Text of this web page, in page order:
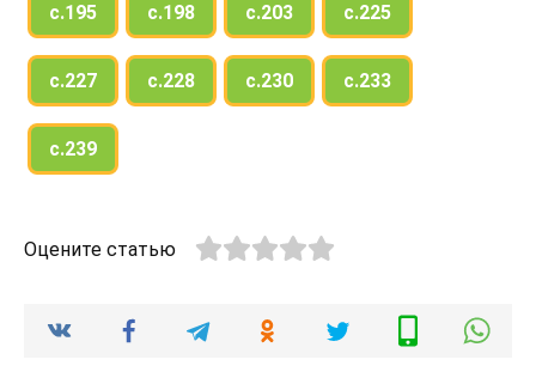
с.195 с.198 с.203 с.225
с.227 с.228 с.230 с.233
с.239
Оцените статью